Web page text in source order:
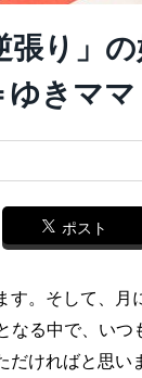
張り」
ゆきママ
ポスト
。そして、月
なる中で、いつ
ければと思い